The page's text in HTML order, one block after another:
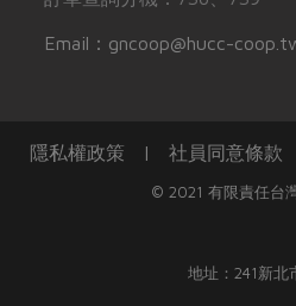
Email：gncoop@hucc-
隱私權政策 | 社員同意條款
© 2021 有限責任台
地址：241新北